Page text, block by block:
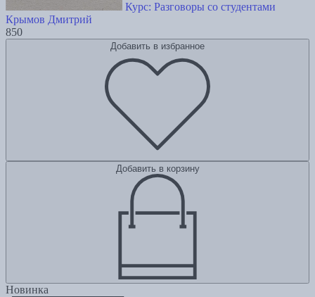
Курс: Разговоры со студентами
Крымов Дмитрий
850
Добавить в избранное
Добавить в корзину
Новинка